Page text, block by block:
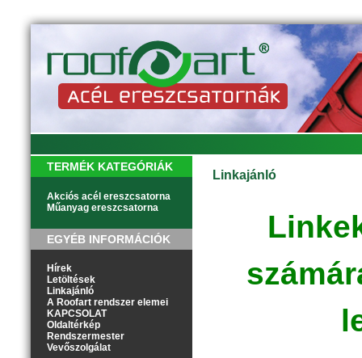
TERMÉK KATEGÓRIÁK
Akciós acél ereszcsatorna
Műanyag ereszcsatorna
EGYÉB INFORMÁCIÓK
Hírek
Letöltések
Linkajánló
A Roofart rendszer elemei
KAPCSOLAT
Oldaltérkép
Rendszermester
Vevőszolgálat
Linkajánló